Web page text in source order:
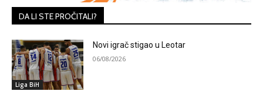
DA LI STE PROČITALI?
Liga BiH
Novi igrač stigao u Leotar
06/08/2026